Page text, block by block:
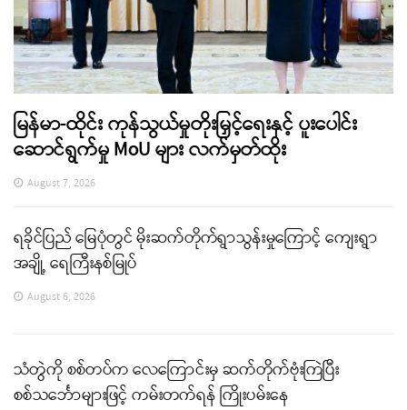
မြန်မာ-ထိုင်း ကုန်သွယ်မှုတိုးမြှင့်ရေးနှင့် ပူးပေါင်း
ဆောင်ရွက်မှု MoU များ လက်မှတ်ထိုး
August 7, 2026
ရခိုင်ပြည် မြေပုံတွင် မိုးဆက်တိုက်ရွာသွန်းမှုကြောင့် ကျေးရွာ
အချို့ ရေကြီးနစ်မြုပ်
August 6, 2026
သံတွဲကို စစ်တပ်က လေကြောင်းမှ ဆက်တိုက်ဗုံးကြဲပြီး
စစ်သင်္ဘောများဖြင့် ကမ်းတက်ရန် ကြိုးပမ်းနေ